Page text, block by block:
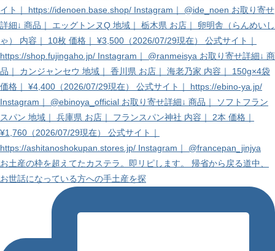
お土産の枠を超えてたカステラ。即リピします。 帰省から戻る道中、
お世話になっている方への手土産を探